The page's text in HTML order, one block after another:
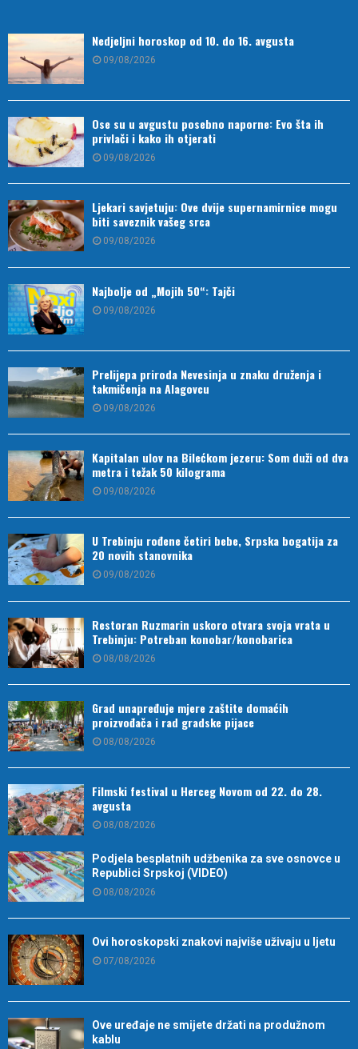
Nedjeljni horoskop od 10. do 16. avgusta
09/08/2026
Ose su u avgustu posebno naporne: Evo šta ih
privlači i kako ih otjerati
09/08/2026
Ljekari savjetuju: Ove dvije supernamirnice mogu
biti saveznik vašeg srca
09/08/2026
Najbolje od „Mojih 50“: Tajči
09/08/2026
Prelijepa priroda Nevesinja u znaku druženja i
takmičenja na Alagovcu
09/08/2026
Kapitalan ulov na Bilećkom jezeru: Som duži od dva
metra i težak 50 kilograma
09/08/2026
U Trebinju rođene četiri bebe, Srpska bogatija za
20 novih stanovnika
09/08/2026
Restoran Ruzmarin uskoro otvara svoja vrata u
Trebinju: Potreban konobar/konobarica
08/08/2026
Grad unapređuje mjere zaštite domaćih
proizvođača i rad gradske pijace
08/08/2026
Filmski festival u Herceg Novom od 22. do 28.
avgusta
08/08/2026
Podjela besplatnih udžbenika za sve osnovce u
Republici Srpskoj (VIDEO)
08/08/2026
Ovi horoskopski znakovi najviše uživaju u ljetu
07/08/2026
Ove uređaje ne smijete držati na produžnom
kablu